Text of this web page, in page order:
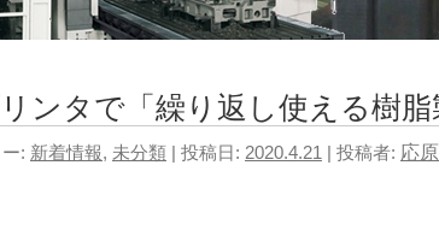
ンタで「繰り返し使える樹
: 新着情報, 未分類 | 投稿日: 2020.4.21 投稿者: 応